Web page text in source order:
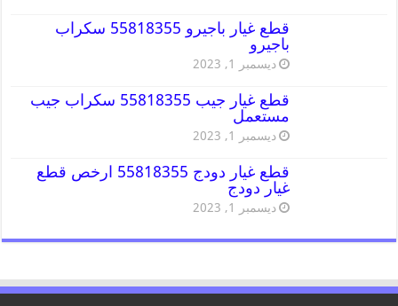
قطع غيار باجيرو 55818355 سكراب
باجيرو
ديسمبر 1, 2023
قطع غيار جيب 55818355 سكراب جيب
مستعمل
ديسمبر 1, 2023
قطع غيار دودج 55818355 ارخص قطع
غيار دودج
ديسمبر 1, 2023